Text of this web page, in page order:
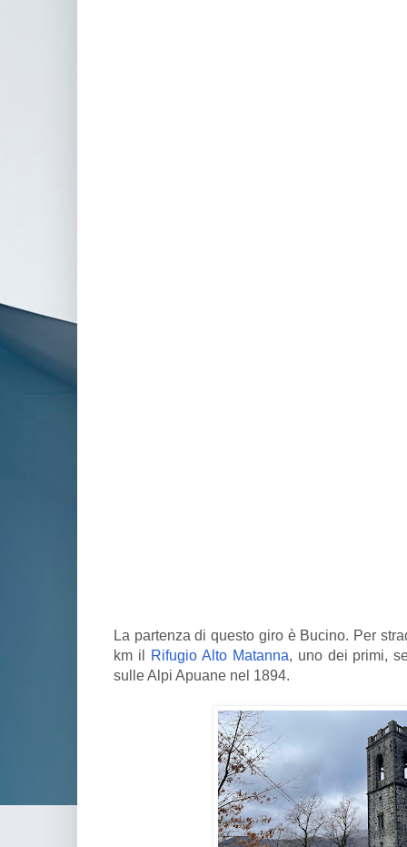
La partenza di questo giro è Bucino. Per
km il Rifugio Alto Matanna, uno dei primi,
sulle Alpi Apuane nel 1894.